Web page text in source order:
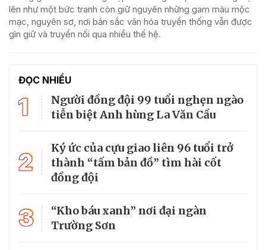
lên như một bức tranh còn giữ nguyên những gam màu mộc
mạc, nguyên sơ, nơi bản sắc văn hóa truyền thống vẫn được
gìn giữ và truyền nối qua nhiều thế hệ.
ĐỌC NHIỀU
1
Người đồng đội 99 tuổi nghẹn ngào
tiễn biệt Anh hùng La Văn Cầu
2
Ký ức của cựu giao liên 96 tuổi trở
thành “tấm bản đồ” tìm hài cốt
đồng đội
3
“Kho báu xanh” nơi đại ngàn
Trường Sơn